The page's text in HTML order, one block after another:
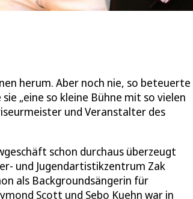
herum. Aber noch nie, so beteuerte
„eine so kleine Bühne mit so vielen
und Veranstalter des
schon durchaus überzeugt
und Jugendartistikzentrum Zak
als Backgroundsängerin für
Scott und Sebo Kuehn war in